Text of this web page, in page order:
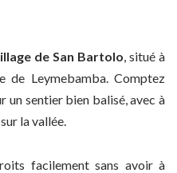
de San Bartolo, situé à
de Leymebamba. Comptez
un sentier bien balisé, avec à
la vallée.
facilement sans avoir à